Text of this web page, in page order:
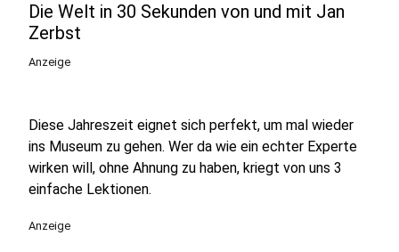
Die Welt in 30 Sekunden von und mit Jan
Zerbst
Anzeige
Diese Jahreszeit eignet sich perfekt, um mal wieder
ins Museum zu gehen. Wer da wie ein echter Experte
wirken will, ohne Ahnung zu haben, kriegt von uns 3
einfache Lektionen.
Anzeige